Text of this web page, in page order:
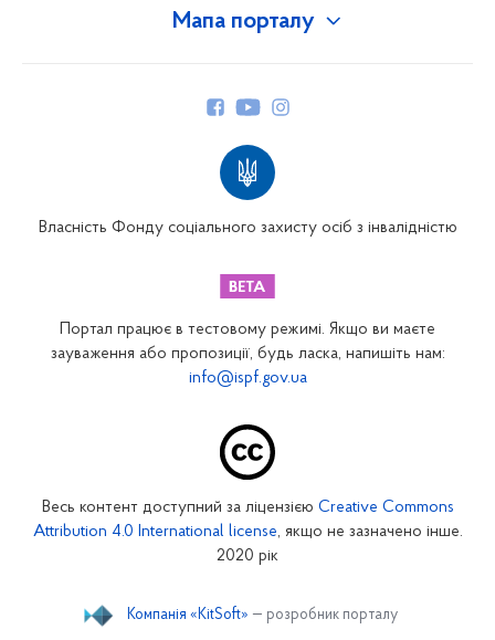
Мапа порталу
Закарпатське відділення
Запорізьке відділення
Кіровоградське відділення
Миколаївське відділення
Власність Фонду соціального захисту осіб з інвалідністю
Портал працює в тестовому режимі. Якщо ви маєте
зауваження або пропозиції, будь ласка, напишіть нам:
info@ispf.gov.ua
Весь контент доступний за ліцензією Creative Commons
Attribution 4.0 International license, якщо не зазначено інше.
2020 рік
Компанія «KitSoft» — розробник порталу